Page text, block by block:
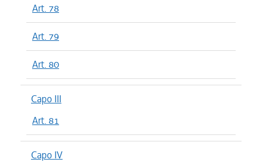
Art. 78
Art. 79
Art. 80
Capo III
Art. 81
Capo IV